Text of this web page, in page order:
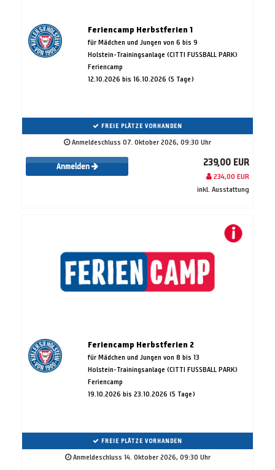
Feriencamp Herbstferien 1
für Mädchen und Jungen von 6 bis 9
Holstein-Trainingsanlage (CITTI FUSSBALL PARK)
Feriencamp
12.10.2026 bis 16.10.2026 (5 Tage)
FREIE PLÄTZE VORHANDEN
Anmeldeschluss 07. Oktober 2026, 09:30 Uhr
Anmelden 239,00 EUR
234,00 EUR
inkl. Ausstattung
Feriencamp Herbstferien 2
für Mädchen und Jungen von 8 bis 13
Holstein-Trainingsanlage (CITTI FUSSBALL PARK)
Feriencamp
19.10.2026 bis 23.10.2026 (5 Tage)
FREIE PLÄTZE VORHANDEN
Anmeldeschluss 14. Oktober 2026, 09:30 Uhr